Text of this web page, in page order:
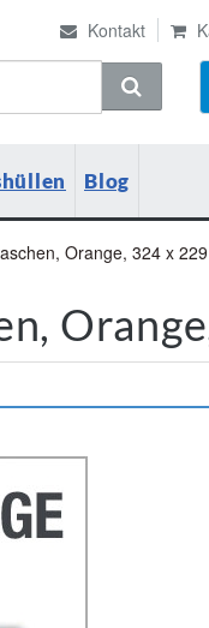
Kontakt
Blog
Orange, 324 x